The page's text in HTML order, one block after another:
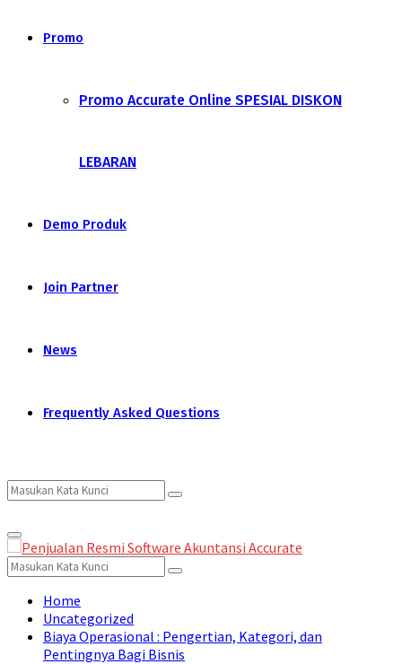
Promo
Promo Accurate Online SPESIAL DISKON
LEBARAN
Demo Produk
Join Partner
News
Frequently Asked Questions
Search
for:
Search
Primary
Menu
Search
for:
Search
Home
Uncategorized
Biaya Operasional : Pengertian, Kategori, dan
Pentingnya Bagi Bisnis